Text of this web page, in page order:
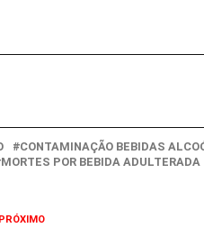
CONTAMINAÇÃO BEBIDAS
MORTES POR BEBIDA ADULTERADA
PRÓXIMO